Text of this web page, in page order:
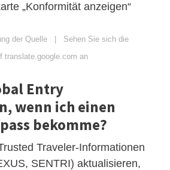
„Konformität anzeigen“
der Quelle | Sehen Sie sich die
translate.google.com an
Entry
wenn ich einen
bekomme?
Traveler-Informationen
SENTRI) aktualisieren,